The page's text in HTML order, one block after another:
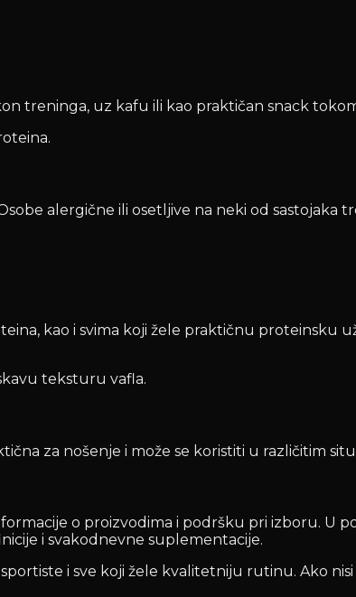
treninga, uz kafu ili kao praktičan snack
alergične ili osetljive na neki od sastojaka
kao i svima koji žele praktičnu proteinsku
teksturu vafla.
za nošenje i može se koristiti u različitim
o proizvodima i podršku pri izboru. U
i svakodnevne suplementacije.
i sve koji žele kvalitetniju rutinu. Ako